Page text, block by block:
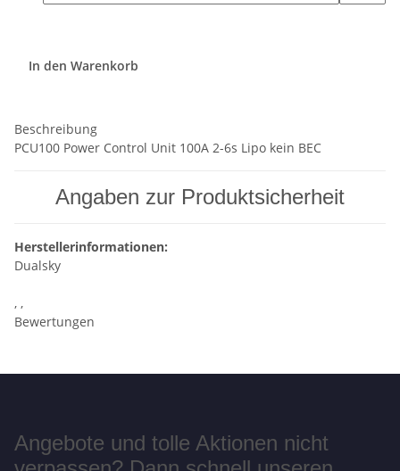
In den Warenkorb
Beschreibung
PCU100 Power Control Unit 100A 2-6s Lipo kein BEC
Angaben zur Produktsicherheit
Herstellerinformationen:
Dualsky
, ,
Bewertungen
Angebote und tolle Aktionen nicht